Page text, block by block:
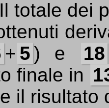
totale dei
+ 5) e 18
finale in
il risultato